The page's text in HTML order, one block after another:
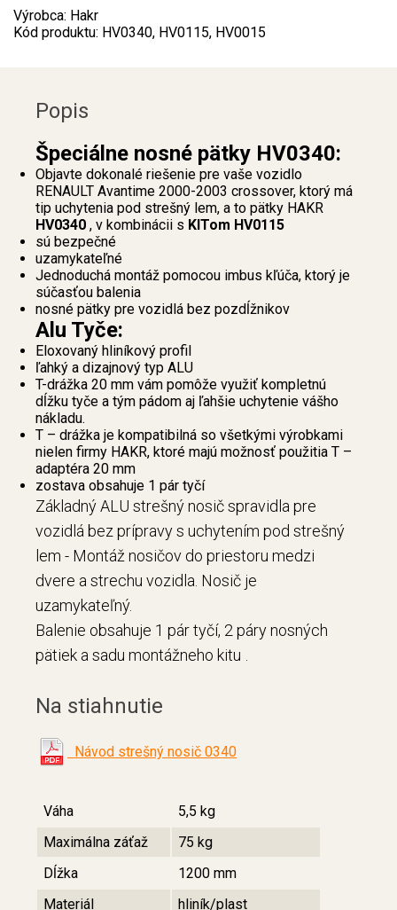
Výrobca: Hakr
Kód produktu: HV0340, HV0115, HV0015
Popis
Špeciálne nosné pätky HV0340:
Objavte dokonalé riešenie pre vaše vozidlo
RENAULT Avantime 2000-2003 crossover, ktorý má
tip uchytenia pod strešný lem, a to pätky HAKR
HV0340 , v kombinácii s KITom HV0115
sú bezpečné
uzamykateľné
Jednoduchá montáž pomocou imbus kľúča, ktorý je
súčasťou balenia
nosné pätky pre vozidlá bez pozdĺžnikov
Alu Tyče:
Eloxovaný hliníkový profil
ľahký a dizajnový typ ALU
T-drážka 20 mm vám pomôže využiť kompletnú
dĺžku tyče a tým pádom aj ľahšie uchytenie vášho
nákladu.
T – drážka je kompatibilná so všetkými výrobkami
nielen firmy HAKR, ktoré majú možnosť použitia T –
adaptéra 20 mm
zostava obsahuje 1 pár tyčí
Základný ALU strešný nosič spravidla pre
vozidlá bez prípravy s uchytením pod strešný
lem - Montáž nosičov do priestoru medzi
dvere a strechu vozidla. Nosič je
uzamykateľný.
Balenie obsahuje 1 pár tyčí, 2 páry nosných
pätiek a sadu montážneho kitu .
Na stiahnutie
Návod strešný nosič 0340
Váha
5,5 kg
Maximálna záťaž
75 kg
Dĺžka
1200 mm
Materiál
hliník/plast